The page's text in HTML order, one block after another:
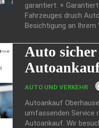
garantiert: +
Fahrzeuges druch
Besichtigung an Ihrem
Auto
AUTO UND VERKEHR
Autoankauf
umfassenden Service
Autoankauf. Wir